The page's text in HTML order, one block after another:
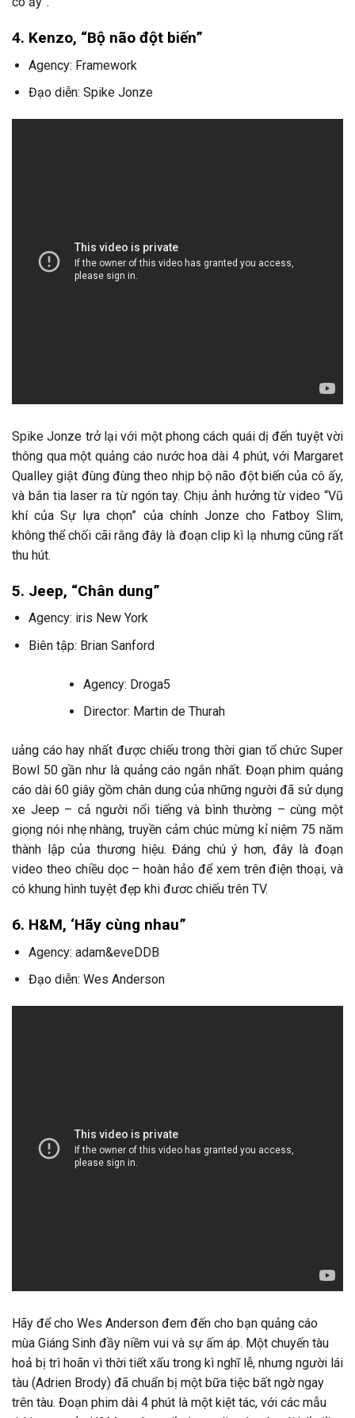
4. Kenzo, “Bộ não đột biến”
Agency: Framework
Đạo diễn: Spike Jonze
Spike Jonze trở lại với một phong cách quái dị đến tuyệt vời
thông qua một quảng cáo nước hoa dài 4 phút, với Margaret
Qualley giật đùng đùng theo nhịp bộ não đột biến của cô ấy,
và bắn tia laser ra từ ngón tay. Chịu ảnh hưởng từ video “Vũ
khí của Sự lựa chọn” của chính Jonze cho Fatboy Slim,
không thể chối cãi rằng đây là đoạn clip kì lạ nhưng cũng rất
thu hút.
5. Jeep, “Chân dung”
Agency: iris New York
Biên tập: Brian Sanford
Agency: Droga5
Director: Martin de Thurah
uảng cáo hay nhất được chiếu trong thời gian tổ chức Super
Bowl 50 gần như là quảng cáo ngắn nhất. Đoạn phim quảng
cáo dài 60 giây gồm chân dung của những người đã sử dụng
xe Jeep – cả người nổi tiếng và bình thường – cùng một
giọng nói nhẹ nhàng, truyền cảm chúc mừng kỉ niệm 75 năm
thành lập của thương hiệu. Đáng chú ý hơn, đây là đoạn
video theo chiều dọc – hoàn hảo để xem trên điện thoại, và
có khung hình tuyệt đẹp khi đươc chiếu trên TV.
6. H&M, ‘Hãy cùng nhau”
Agency: adam&eveDDB
Đạo diễn: Wes Anderson
Hãy để cho Wes Anderson đem đến cho bạn quảng cáo
mùa Giáng Sinh đầy niềm vui và sự ấm áp. Một chuyến tàu
hoả bị trì hoãn vì thời tiết xấu trong kì nghĩ lễ, nhưng người lái
tàu (Adrien Brody) đã chuẩn bị một bữa tiệc bất ngờ ngay
trên tàu. Đoạn phim dài 4 phút là một kiệt tác, với các mẫu